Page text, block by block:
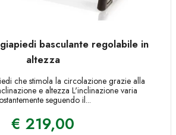
basculante regolabile in
altezza
che stimola la circolazione grazie alla
e altezza L'inclinazione varia
seguendo il...
€ 219,00